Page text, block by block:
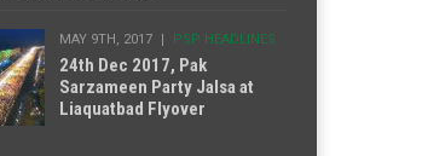
MAY 9TH, 2017 PSP HEADLINES
24th Dec 2017, Pak
Sarzameen Party Jalsa at
Liaquatbad Flyover